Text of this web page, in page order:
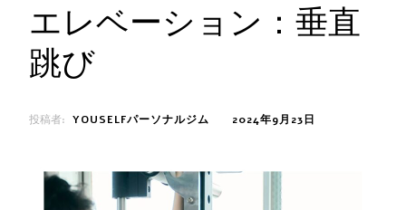
エレベーション：垂直
跳び
投稿者: YOUSELFパーソナルジム 2024年9月23日